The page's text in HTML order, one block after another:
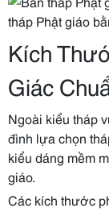
tháp Phật giáo
Kích
Giác
Ngoài kiểu tháp
đình lựa chọn
kiểu dáng mềm
giáo.
Các kích thước